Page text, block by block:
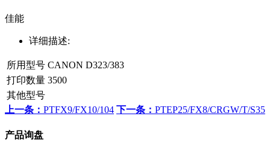
佳能
详细描述:
所用型号 CANON D323/383
打印数量 3500
其他型号
上一条： PTFX9/FX10/104 下一条： PTEP25/FX8/CRGW/T/S35
产品询盘